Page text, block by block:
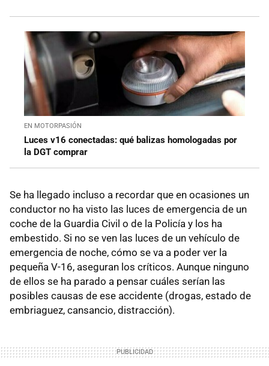
EN MOTORPASIÓN
Luces v16 conectadas: qué balizas homologadas por
la DGT comprar
Se ha llegado incluso a recordar que en ocasiones un
conductor no ha visto las luces de emergencia de un
coche de la Guardia Civil o de la Policía y los ha
embestido. Si no se ven las luces de un vehículo de
emergencia de noche, cómo se va a poder ver la
pequeña V-16, aseguran los críticos. Aunque ninguno
de ellos se ha parado a pensar cuáles serían las
posibles causas de ese accidente (drogas, estado de
embriaguez, cansancio, distracción).